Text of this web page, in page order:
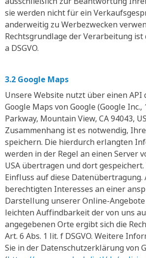
sie werden nicht für ein
anderweitig zu Werbezwecken
Rechtsgrundlage der Verarbeitung ist
a DSGVO.
3.2 Google Maps
Unsere Website nutzt über einen API
Google Maps von Google (Google
Parkway, Mountain View, CA 94043,
Zusammenhang ist es notwendig,
speichern. Die hierdurch erlangten
werden in der Regel an einen Server
USA übertragen und dort
Einfluss auf diese Datenübertragung.
berechtigten Interesses an einer
Darstellung unserer Online-
leichten Auffindbarkeit der von uns
angegebenen Orte ergibt sich die
Art. 6 Abs. 1 lit. f DSGVO. Weitere
Sie in der Datenschutzerklärung von